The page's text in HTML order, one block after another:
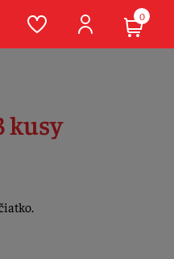
kusy
0